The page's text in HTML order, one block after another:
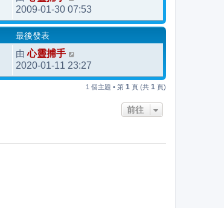
2009-01-30 07:53
最後發表
由心靈捕手
2020-01-11 23:27
1 個主題 • 第 1 頁 (共 1 頁)
前往